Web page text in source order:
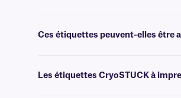
Ces étiquettes peuvent-elles être
Les étiquettes CryoSTUCK à